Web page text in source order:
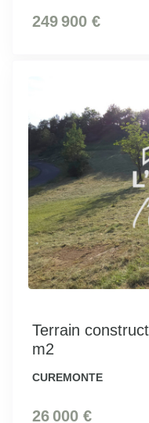
249 900 €
Terrain
m2
CUREMONTE
26 000 €